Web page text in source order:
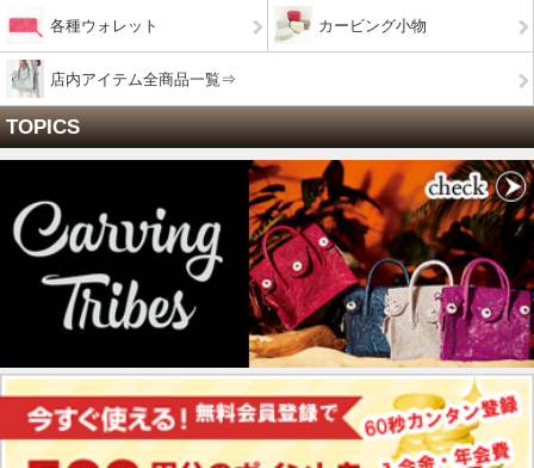
各種ウォレット カービング小物
店内アイテム全商品一覧⇒
TOPICS